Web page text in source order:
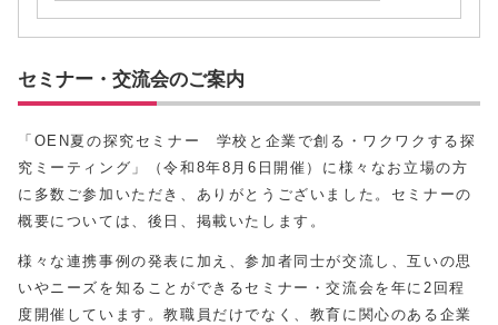
セミナー・交流会のご案内
「OEN夏の探究セミナー 学校と企業で創る・ワクワクする探
究ミーティング」（令和8年8月6日開催）に様々なお立場の方
に多数ご参加いただき、ありがとうございました。セミナーの
概要については、後日、掲載いたします。
様々な連携事例の発表に加え、参加者同士が交流し、互いの思
いやニーズを知ることができるセミナー・交流会を年に2回程
度開催しています。教職員だけでなく、教育に関心のある企業